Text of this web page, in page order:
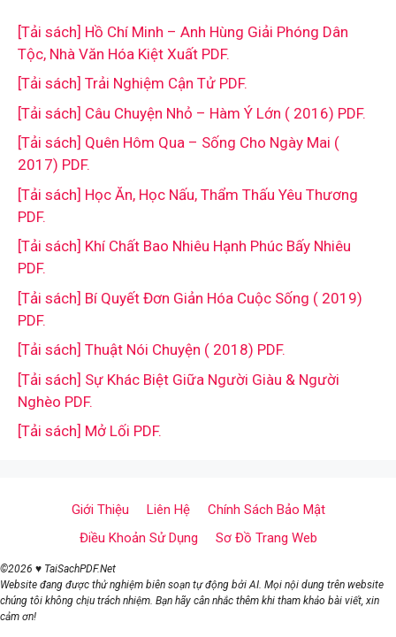
[Tải sách] Hồ Chí Minh – Anh Hùng Giải Phóng Dân
Tộc, Nhà Văn Hóa Kiệt Xuất PDF.
[Tải sách] Trải Nghiệm Cận Tử PDF.
[Tải sách] Câu Chuyện Nhỏ – Hàm Ý Lớn ( 2016) PDF.
[Tải sách] Quên Hôm Qua – Sống Cho Ngày Mai (
2017) PDF.
[Tải sách] Học Ăn, Học Nấu, Thẩm Thấu Yêu Thương
PDF.
[Tải sách] Khí Chất Bao Nhiêu Hạnh Phúc Bấy Nhiêu
PDF.
[Tải sách] Bí Quyết Đơn Giản Hóa Cuộc Sống ( 2019)
PDF.
[Tải sách] Thuật Nói Chuyện ( 2018) PDF.
[Tải sách] Sự Khác Biệt Giữa Người Giàu & Người
Nghèo PDF.
[Tải sách] Mở Lối PDF.
Giới Thiệu Liên Hệ
Chính Sách Bảo Mật
Điều Khoản Sử Dụng
Sơ Đồ Trang Web
©2026 ♥ TaiSachPDF.Net
Website đang được thử nghiệm biên soạn tự động bởi AI. Mọi nội dung trên website
chúng tôi không chịu trách nhiệm. Bạn hãy cân nhắc thêm khi tham khảo bài viết, xin
cảm ơn!